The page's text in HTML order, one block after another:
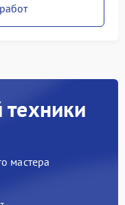
мастера